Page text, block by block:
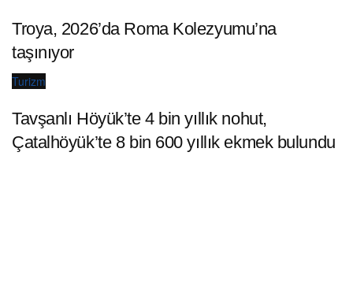
Troya, 2026’da Roma Kolezyumu’na
taşınıyor
Turizm
Tavşanlı Höyük’te 4 bin yıllık nohut,
Çatalhöyük’te 8 bin 600 yıllık ekmek bulundu